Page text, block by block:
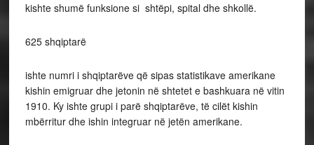
kishte shumë funksione si shtëpi, spital dhe shkollë.
625 shqiptarë
ishte numri i shqiptarëve që sipas statistikave amerikane
kishin emigruar dhe jetonin në shtetet e bashkuara në vitin
1910. Ky ishte grupi i parë shqiptarëve, të cilët kishin
mbërritur dhe ishin integruar në jetën amerikane.